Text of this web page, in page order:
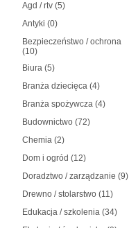
Agd / rtv (5)
Antyki (0)
Bezpieczeństwo / ochrona
(10)
Biura (5)
Branża dziecięca (4)
Branża spożywcza (4)
Budownictwo (72)
Chemia (2)
Dom i ogród (12)
Doradztwo / zarządzanie (9)
Drewno / stolarstwo (11)
Edukacja / szkolenia (34)